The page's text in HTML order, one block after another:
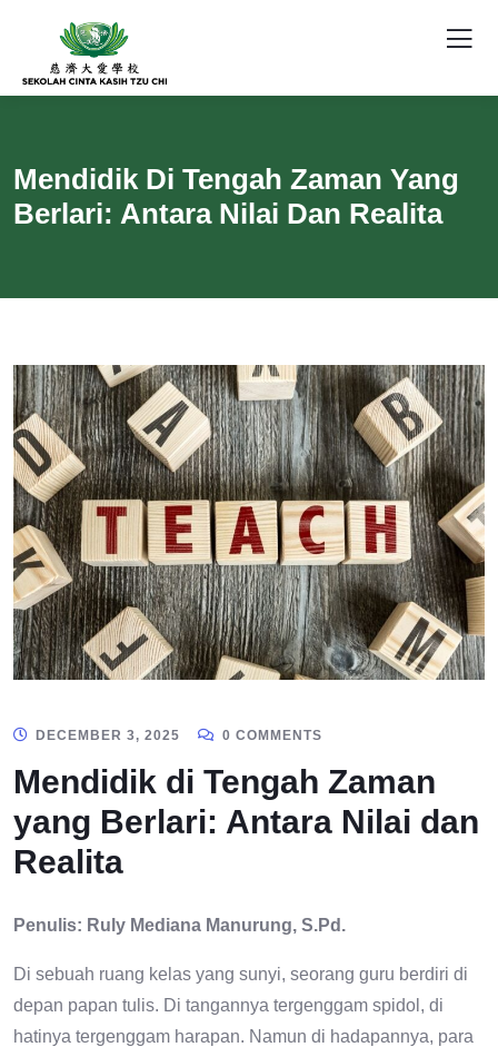
Mendidik Di Tengah Zaman Yang
Berlari: Antara Nilai Dan Realita
DECEMBER 3, 2025 0 COMMENTS
Mendidik di Tengah Zaman
yang Berlari: Antara Nilai dan
Realita
Penulis: Ruly Mediana Manurung, S.Pd.
Di sebuah ruang kelas yang sunyi, seorang guru berdiri di
depan papan tulis. Di tangannya tergenggam spidol, di
hatinya tergenggam harapan. Namun di hadapannya, para